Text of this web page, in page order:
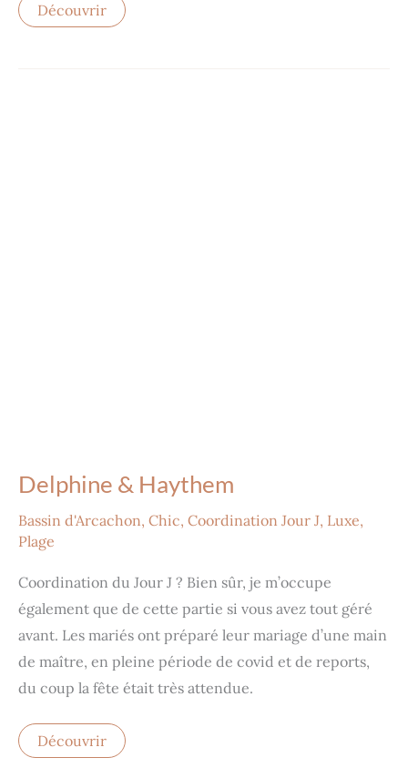
Découvrir
Delphine & Haythem
Bassin d'Arcachon, Chic, Coordination Jour J, Luxe,
Plage
Coordination du Jour J ? Bien sûr, je m’occupe
également que de cette partie si vous avez tout géré
avant. Les mariés ont préparé leur mariage d’une main
de maître, en pleine période de covid et de reports,
du coup la fête était très attendue.
Découvrir